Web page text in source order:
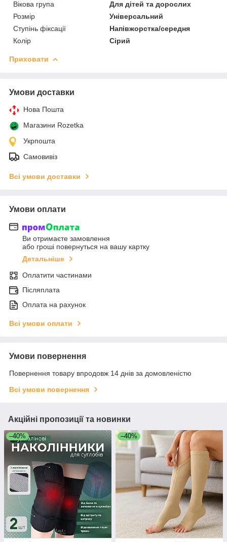
Вікова група
Для дітей та дорослих
Розмір
Універсальний
Ступінь фіксації
Напівжорстка/середня
Колір
Сірий
Приховати
Умови доставки
Нова Пошта
Магазини Rozetka
Укрпошта
Самовивіз
Всі умови доставки
Умови оплати
Ви отримаєте замовлення
або гроші повернуться на вашу картку
Детальніше
Оплатити частинами
Післяплата
Оплата на рахунок
Всі умови оплати
Умови повернення
Повернення товару впродовж 14 днів за домовленістю
Всі умови повернення
Акційні пропозиції та новинки
–40% –40%